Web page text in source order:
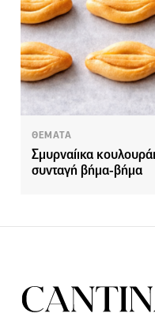
ΘΕΜΑΤΑ
Σμυρναίικα
συνταγή βήμα-βήμα